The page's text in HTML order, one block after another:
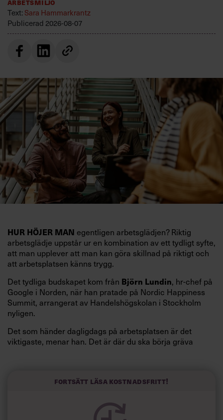
Text:Sara Hammarkrantz
Publicerad 2026-08-07
HUR HÖJER MAN egentligen arbetsglädjen? Riktig
arbetsglädje uppstår ur en kombination av ett tydligt syfte,
att man upplever att man kan göra skillnad på riktigt och
att arbetsplatsen känns trygg.
Det tydliga budskapet kom från Björn Lundin, hr-chef på
Google i Norden, när han pratade på Nordic Happiness
Summit, arrangerat av Handelshögskolan i Stockholm
nyligen.
Det som händer dagligdags på arbetsplatsen är det
viktigaste, menar han. Det är där du ska börja gräva
och höjt arbetsglädjen på Google:
Fortsätt läsa kostnadsfritt!